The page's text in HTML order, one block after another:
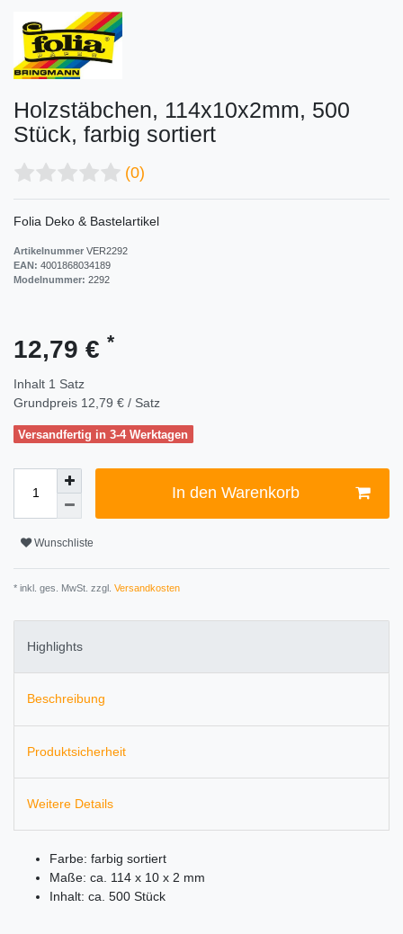
Holzstäbchen, 114x10x2mm, 500
Stück, farbig sortiert
(0)
Folia Deko & Bastelartikel
Artikelnummer VER2292
EAN: 4001868034189
Modelnummer: 2292
12,79 € *
Inhalt 1 Satz
Grundpreis 12,79 € / Satz
Versandfertig in 3-4 Werktagen
In den Warenkorb
Wunschliste
* inkl. ges. MwSt. zzgl. Versandkosten
Highlights
Beschreibung
Produktsicherheit
Weitere Details
Farbe: farbig sortiert
Maße: ca. 114 x 10 x 2 mm
Inhalt: ca. 500 Stück